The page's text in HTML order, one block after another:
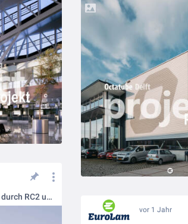
EuroLam-Fenster: Sicherheit durch RC2 und RC3🔐
vor 1 Jahr